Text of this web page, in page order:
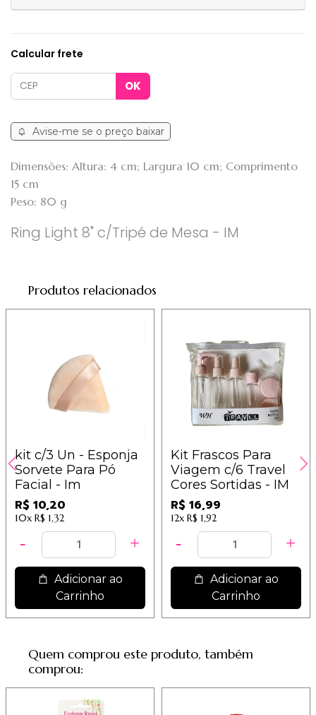
Calcular frete
Avise-me se o preço baixar
Dimensões: Altura: 4 cm; Largura 10 cm; Comprimento
15 cm
Peso: 80 g
Ring Light 8" c/Tripé de Mesa - IM
Produtos relacionados
kit c/3 Un - Esponja
Sorvete Para Pó
Facial - Im
R$ 10,20
10x R$ 1,32
Adicionar ao
Carrinho
Kit Frascos Para
Viagem c/6 Travel
Cores Sortidas - IM
R$ 16,99
12x R$ 1,92
Adicionar ao
Carrinho
Quem comprou este produto, também
comprou: